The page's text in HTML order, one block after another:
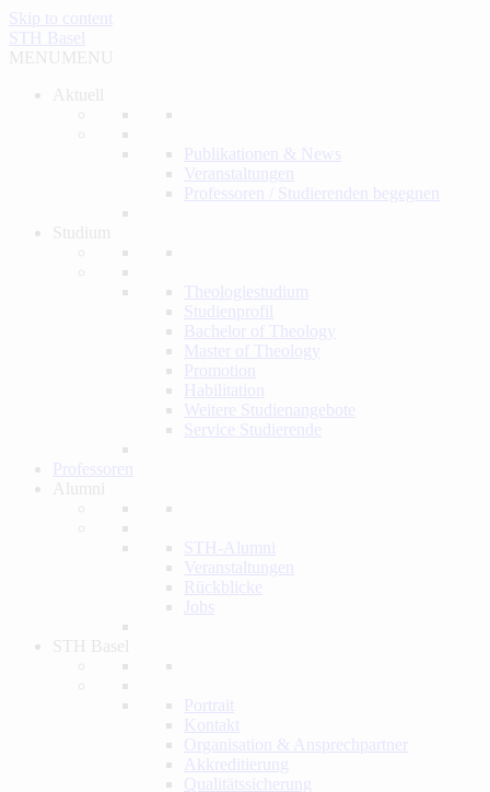
Skip to content
STH Basel
MENU
MENU
Aktuell
Publikationen & News
Veranstaltungen
Professoren / Studierenden begegnen
Studium
Theologiestudium
Studienprofil
Bachelor of Theology
Master of Theology
Promotion
Habilitation
Weitere Studienangebote
Service Studierende
Professoren
Alumni
STH-Alumni
Veranstaltungen
Rückblicke
Jobs
STH Basel
Portrait
Kontakt
Organisation & Ansprechpartner
Akkreditierung
Qualitätssicherung